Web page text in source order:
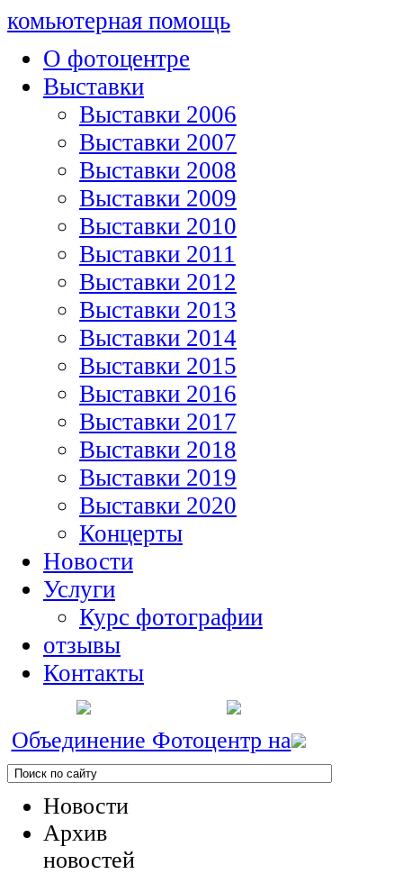
комьютерная помощь
О фотоцентре
Выставки
Выставки 2006
Выставки 2007
Выставки 2008
Выставки 2009
Выставки 2010
Выставки 2011
Выставки 2012
Выставки 2013
Выставки 2014
Выставки 2015
Выставки 2016
Выставки 2017
Выставки 2018
Выставки 2019
Выставки 2020
Концерты
Новости
Услуги
Курс фотографии
отзывы
Контакты
Объединение Фотоцентр на
Новости
Архив
новостей